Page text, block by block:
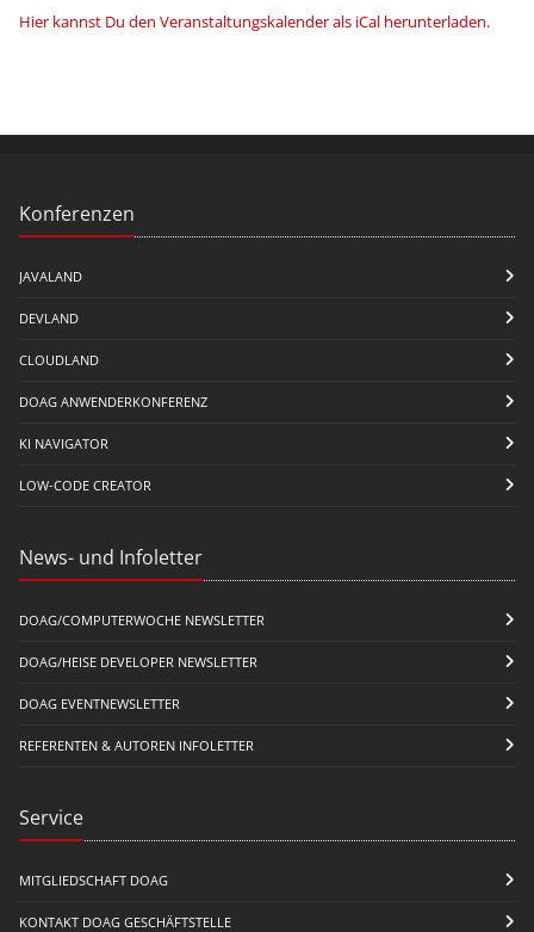
Hier kannst Du den Veranstaltungskalender als iCal herunterladen.
Konferenzen
JAVALAND
DEVLAND
CLOUDLAND
DOAG ANWENDERKONFERENZ
KI NAVIGATOR
LOW-CODE CREATOR
News- und Infoletter
DOAG/COMPUTERWOCHE NEWSLETTER
DOAG/HEISE DEVELOPER NEWSLETTER
DOAG EVENTNEWSLETTER
REFERENTEN & AUTOREN INFOLETTER
Service
MITGLIEDSCHAFT DOAG
KONTAKT DOAG GESCHÄFTSTELLE